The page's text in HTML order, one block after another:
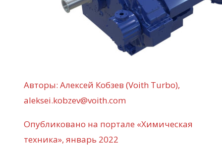
Авторы: Алексей Кобзев (Voith Turbo),
aleksei.kobzev@voith.com
Опубликовано на портале «Химическая
техника», январь 2022